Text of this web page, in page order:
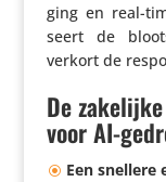
ging en real-
seert de
verkort de
De
voor AI-
Een snellere